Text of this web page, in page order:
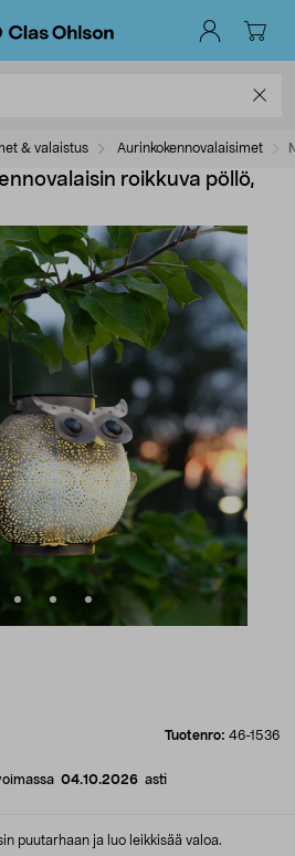
& valaistus Aurinkokennovalaisimet
roikkuva pöllö,
Tuotenro: 46-1536
04.10.2026 asti
puutarhaan ja luo leikkisää valoa.